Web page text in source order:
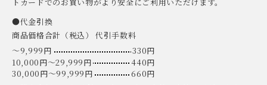
トカードでのお買い物がより安全にご利用いただけます。
●代金引換
商品価格合計（税込） 代引手数料
〜9,999円
330円
10,000円〜29,999円
440円
30,000円〜99,999円
660円